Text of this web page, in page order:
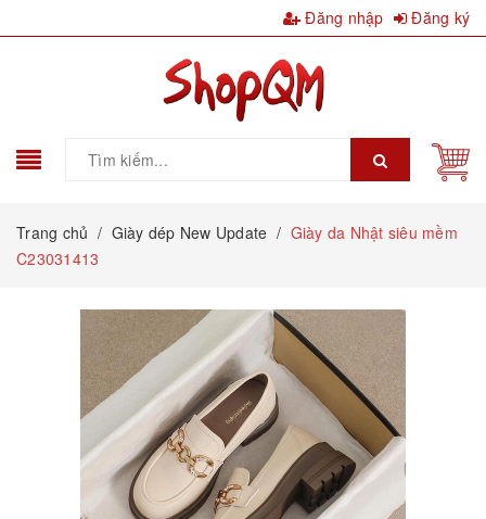
Đăng nhập Đăng ký
Trang chủ / Giày dép New Update / Giày da Nhật siêu mềm
C23031413